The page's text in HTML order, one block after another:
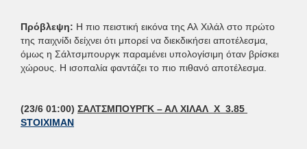
Πρόβλεψη: Η πιο πειστική εικόνα της Αλ Χιλάλ στο πρώτο
της παιχνίδι δείχνει ότι μπορεί να διεκδικήσει αποτέλεσμα,
όμως η Σάλτσμπουργκ παραμένει υπολογίσιμη όταν βρίσκει
χώρους. Η ισοπαλία φαντάζει το πιο πιθανό αποτέλεσμα.
(23/6 01:00) ΣΑΛΤΣΜΠΟΥΡΓΚ – ΑΛ ΧΙΛΑΛ X 3.85
STOIXIMAN